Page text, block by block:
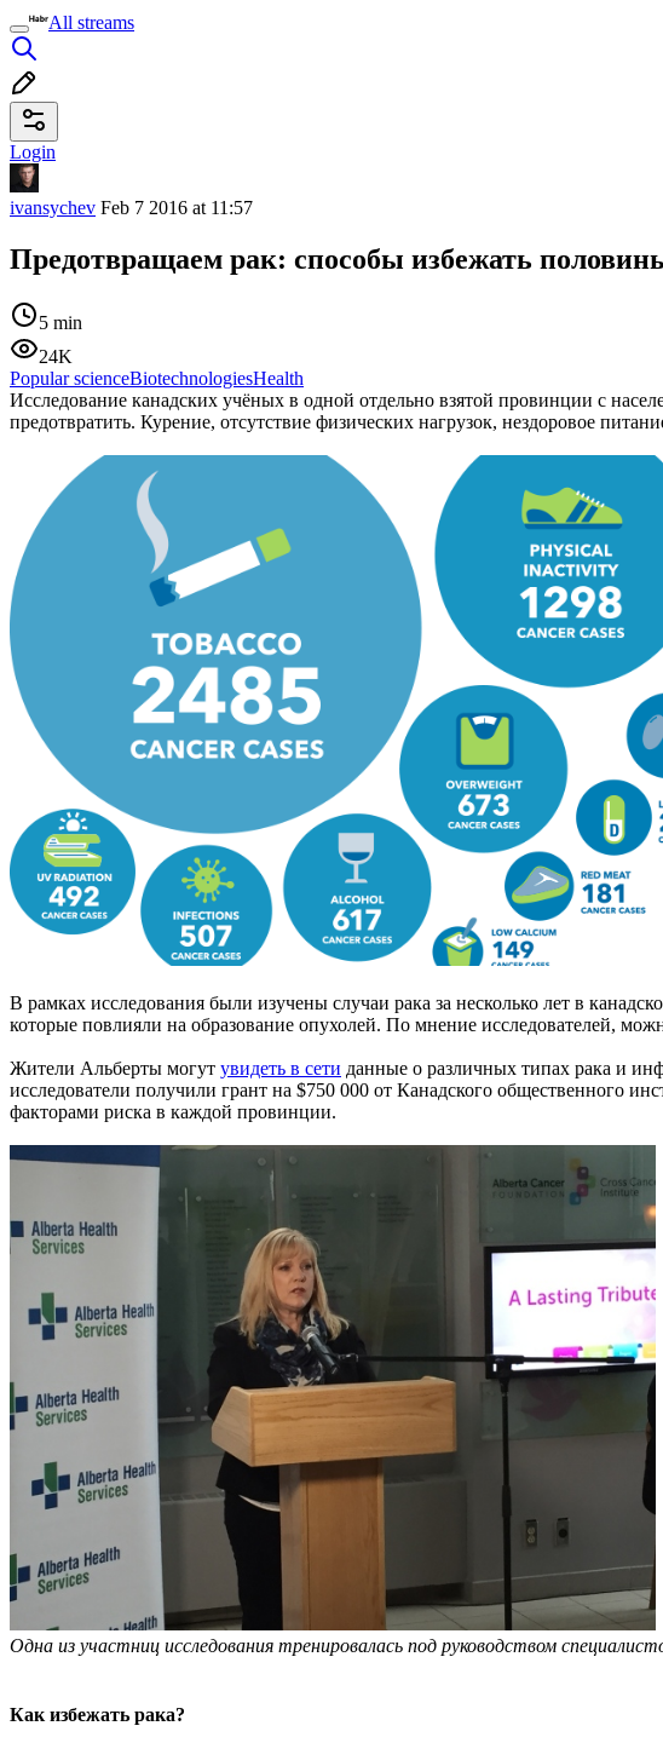
All streams
Login
ivansychev Feb 7 2016 at 11:57
Предотвращаем рак: способы избежать
5 min
24K
Popular scienceBiotechnologiesHealth
Исследование канадских учёных в одной отдельно взятой провинции с
предотвратить. Курение, отсутствие физических нагрузок, нездоровое
В рамках исследования были изучены случаи рака за несколько лет в
которые повлияли на образование опухолей. По мнение исследователей,
Жители Альберты могут увидеть в сети данные о различных типах рака и
исследователи получили грант на $750 000 от Канадского общественного
факторами риска в каждой провинции.
Одна из участниц исследования тренировалась под руководством
Как избежать рака?